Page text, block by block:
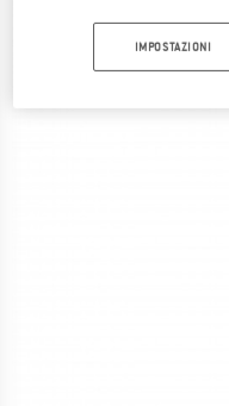
IMPOSTAZIONI